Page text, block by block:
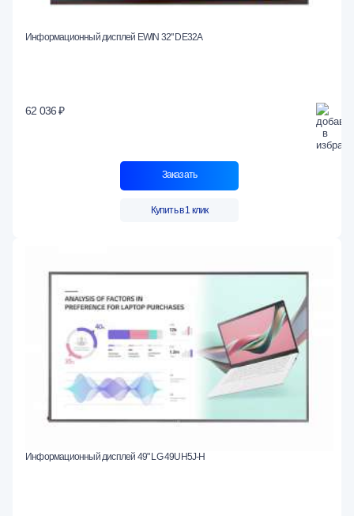
Информационный дисплей EWIN 32" DE32A
62 036 ₽
Заказать
Купить в 1 клик
Информационный дисплей 49" LG 49UH5J-H